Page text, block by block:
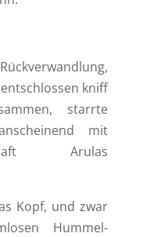
kniff
starrte
mit
Arulas
Kopf, und zwar
Hummel-